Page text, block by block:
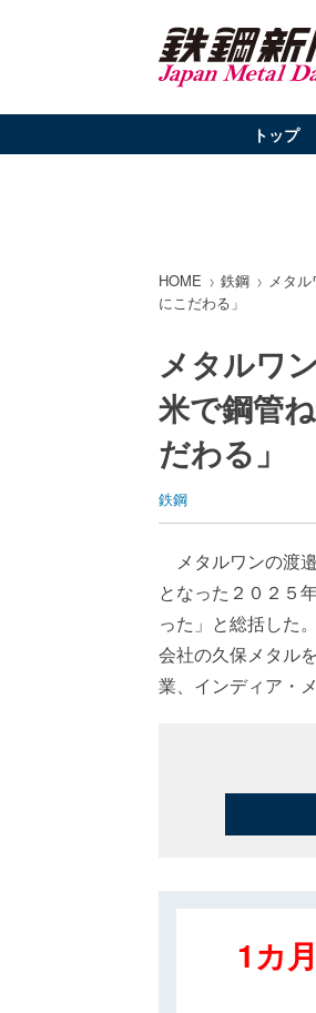
トップ
HOME 鉄鋼
メタ
にこだわる」
メタルワ
米で鋼管
だわる」
鉄鋼
メタルワンの渡
となった２０２５
った」と総括した
会社の久保メタル
業、インディア・
1カ